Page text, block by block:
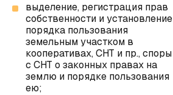
выделение, регистрация прав
собственности и установление
порядка пользования
земельным участком в
кооперативах, СНТ и пр., споры
с СНТ о законных правах на
землю и порядке пользования
ею;